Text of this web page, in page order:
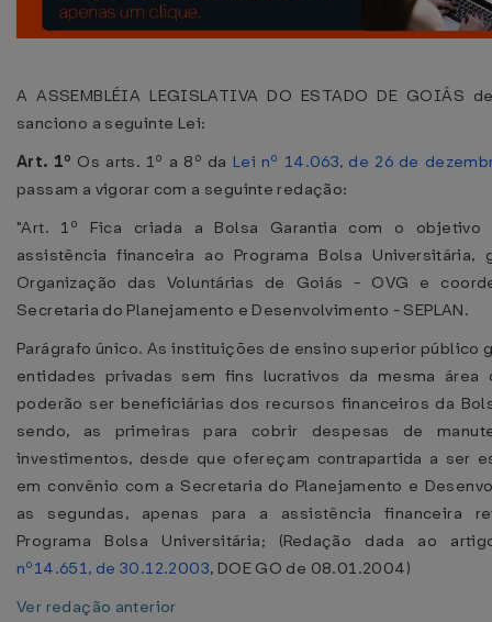
A ASSEMBLÉIA LEGISLATIVA DO ESTADO DE GOIÁS
sanciono a seguinte Lei:
Art. 1º Os arts. 1º a 8º da Lei nº 14.063, de 26 de
passam a vigorar com a seguinte redação:
"Art. 1º Fica criada a Bolsa Garantia com o objetivo
assistência financeira ao Programa Bolsa Universitária,
Organização das Voluntárias de Goiás - OVG e
Secretaria do Planejamento e Desenvolvimento - SEPLAN.
Parágrafo único. As instituições de ensino superior público
entidades privadas sem fins lucrativos da mesma área
poderão ser beneficiárias dos recursos financeiros da
sendo, as primeiras para cobrir despesas de
investimentos, desde que ofereçam contrapartida a ser
em convênio com a Secretaria do Planejamento e
as segundas, apenas para a assistência financeira
Programa Bolsa Universitária; (Redação dada ao
nº14.651, de 30.12.2003, DOE GO de 08.01.2004)
Ver redação anterior